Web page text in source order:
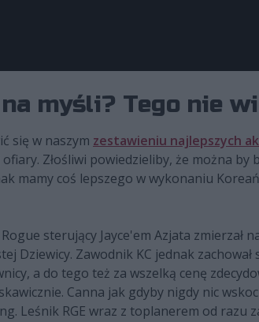
myśli? Tego nie
się w naszym zestawieniu najlepszych
Złośliwi powiedzieliby, że można
mamy coś lepszego w wykonaniu
sterujący Jayce'em Azjata zmierzał
Dziewicy. Zawodnik KC jednak
a do tego też za wszelką cenę
Canna jak gdyby nigdy nic
Leśnik RGE wraz z toplanerem od razu